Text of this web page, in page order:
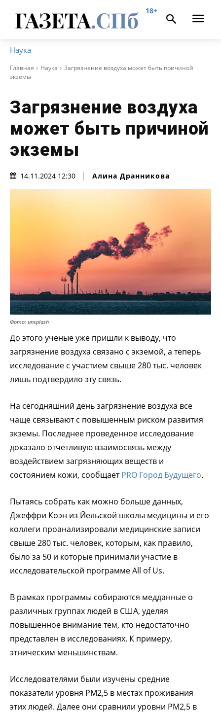
18+
Наука
Главная Наука
Загрязнение воздуха может быть причиной
экземы
Загрязнение воздуха
может быть причиной
экземы
14.11.2024 12:30 Алина Дранникова
Фото: unsplash
До этого ученые уже пришли к выводу, что
загрязнение воздуха связано с экземой, а теперь
исследование с участием свыше 280 тыс. человек
лишь подтвердило эту связь.
На сегодняшний день загрязнение воздуха все
чаще связывают с повышенным риском развития
экземы. Последнее проведенное исследование
доказало отчетливую взаимосвязь между
воздействием загрязняющих веществ и
состоянием кожи, сообщаетPRO Город Будущего.
Пытаясь собрать как можно больше данных,
Джеффри Коэн из Йельской школы медицины и его
коллеги проанализировали медицинские записи
свыше 280 тыс. человек, которым, как правило,
было за 50 и которые принимали участие в
исследовательской программе All of Us.
В рамках программы собираются медданные о
различных группах людей в США, уделяя
повышенное внимание тем, кто недостаточно
представлен в исследованиях. К примеру,
этническим меньшинствам.
Исследователями были изучены средние
показатели уровня PM2,5 в местах проживания
этих людей. Далее они сравнили уровни PM2,5 в